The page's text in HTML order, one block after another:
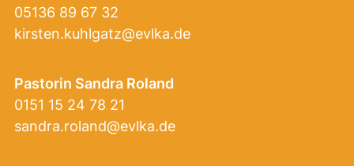
05136 89 67 32
kirsten.kuhlgatz@evlka.de
Pastorin Sandra Roland
0151 15 24 78 21
sandra.roland@evlka.de